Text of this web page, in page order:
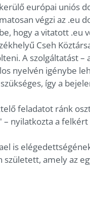
európai uniós
végzi az .eu
hogy a vitatott .eu
Cseh
A szolgáltatást –
nyelvén igénybe
így a
feladatot ránk
nyilatkozta a
is
született, amely az